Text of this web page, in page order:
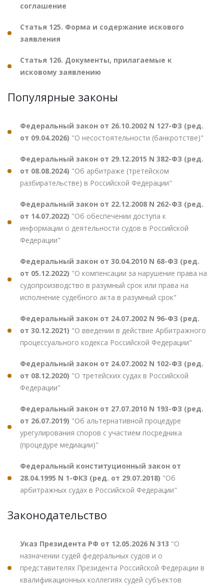
соглашение
Статья 125. Форма и содержание искового
заявления
Статья 126. Документы, прилагаемые к
исковому заявлению
Популярные законы
Федеральный закон от 26.10.2002 N 127-ФЗ (ред.
от 09.04.2026) "О несостоятельности (банкротстве)"
Федеральный закон от 29.12.2015 N 382-ФЗ (ред.
от 08.08.2024) "Об арбитраже (третейском
разбирательстве) в Российской Федерации"
Федеральный закон от 22.12.2008 N 262-ФЗ (ред.
от 14.07.2022) "Об обеспечении доступа к
информации о деятельности судов в Российской
Федерации"
Федеральный закон от 30.04.2010 N 68-ФЗ (ред.
от 05.12.2022) "О компенсации за нарушение права на
судопроизводство в разумный срок или права на
исполнение судебного акта в разумный срок"
Федеральный закон от 24.07.2002 N 96-ФЗ (ред.
от 30.12.2021) "О введении в действие Арбитражного
процессуального кодекса Российской Федерации"
Федеральный закон от 24.07.2002 N 102-ФЗ (ред.
от 08.12.2020) "О третейских судах в Российской
Федерации"
Федеральный закон от 27.07.2010 N 193-ФЗ (ред.
от 26.07.2019) "Об альтернативной процедуре
урегулирования споров с участием посредника
(процедуре медиации)"
Федеральный конституционный закон от
28.04.1995 N 1-ФКЗ (ред. от 29.07.2018) "Об
арбитражных судах в Российской Федерации"
Законодательство
Указ Президента РФ от 12.05.2026 N 313 "О
назначении судей федеральных судов и о
представителях Президента Российской Федерации в
квалификационных коллегиях судей субъектов